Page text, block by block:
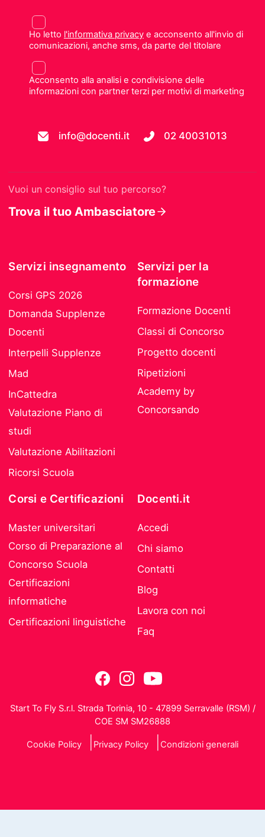
Ho letto l'informativa privacye acconsento all'invio di
comunicazioni, anche sms, da parte del titolare
Acconsento alla analisi e condivisione delle
informazioni con partner terzi per motivi di marketing
info@docenti.it 02 40031013
Vuoi un consiglio sul tuo percorso?
Trova il tuo Ambasciatore
Servizi insegnamento
Corsi GPS 2026
Domanda Supplenze
Docenti
Interpelli Supplenze
Mad
InCattedra
Valutazione Piano di
studi
Valutazione Abilitazioni
Ricorsi Scuola
Servizi per la
formazione
Formazione Docenti
Classi di Concorso
Progetto docenti
Ripetizioni
Academy by
Concorsando
Corsi e Certificazioni
Master universitari
Corso di Preparazione al
Concorso Scuola
Certificazioni
informatiche
Certificazioni linguistiche
Docenti.it
Accedi
Chi siamo
Contatti
Blog
Lavora con noi
Faq
Start To Fly S.r.l. Strada Torinia, 10 - 47899 Serravalle (RSM) /
COE SM SM26888
Cookie Policy Privacy Policy Condizioni generali